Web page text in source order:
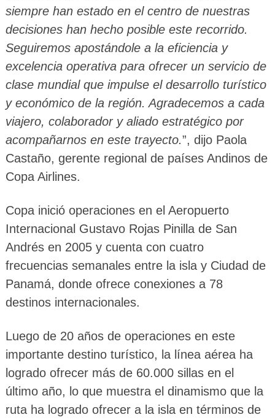
siempre han estado en el centro de nuestras
decisiones han hecho posible este recorrido.
Seguiremos apostándole a la eficiencia y
excelencia operativa para ofrecer un servicio de
clase mundial que impulse el desarrollo turístico
y económico de la región. Agradecemos a cada
viajero, colaborador y aliado estratégico por
acompañarnos en este trayecto.”, dijo Paola
Castaño, gerente regional de países Andinos de
Copa Airlines.
Copa inició operaciones en el Aeropuerto
Internacional Gustavo Rojas Pinilla de San
Andrés en 2005 y cuenta con cuatro
frecuencias semanales entre la isla y Ciudad de
Panamá, donde ofrece conexiones a 78
destinos internacionales.
Luego de 20 años de operaciones en este
importante destino turístico, la línea aérea ha
logrado ofrecer más de 60.000 sillas en el
último año, lo que muestra el dinamismo que la
ruta ha logrado ofrecer a la isla en términos de